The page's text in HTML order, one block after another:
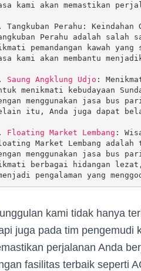
kami akan memastikan
Tangkuban Perahu: Keindahan
Perahu adalah
pemandangan kawah
kami akan membantu
Saung Angklung Udjo :
menikmati kebudayaan
menggunakan jasa bus
itu, Anda juga dapat
Floating Market Lembang :
Market Lembang adalah
menggunakan jasa bus
berbagai hidangan
pengalaman yang
kami tidak hanya
juga pada tim pengemudi
perjalanan Anda
fasilitas terbaik seperti